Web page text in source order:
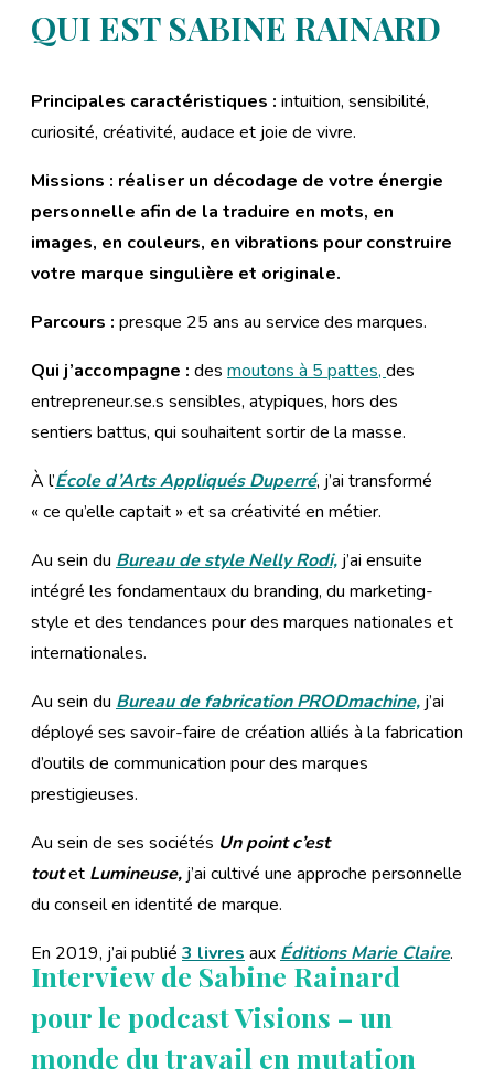
QUI EST SABINE RAINARD
Principales caractéristiques : intuition, sensibilité,
curiosité, créativité, audace et joie de vivre.
Missions : réaliser un décodage de votre énergie
personnelle afin de la traduire en mots, en
images, en couleurs, en vibrations pour construire
votre marque singulière et originale.
Parcours : presque 25 ans au service des marques.
Qui j’accompagne : des moutons à 5 pattes, des
entrepreneur.se.s sensibles, atypiques, hors des
sentiers battus, qui souhaitent sortir de la masse.
À l’École d’Arts Appliqués Duperré, j’ai transformé
« ce qu’elle captait » et sa créativité en métier.
Au sein du Bureau de style Nelly Rodi, j’ai ensuite
intégré les fondamentaux du branding, du marketing-
style et des tendances pour des marques nationales et
internationales.
Au sein du Bureau de fabrication PRODmachine, j’ai
déployé ses savoir-faire de création alliés à la fabrication
d’outils de communication pour des marques
prestigieuses.
Au sein de ses sociétés Un point c’est
toutet Lumineuse, j’ai cultivé une approche personnelle
du conseil en identité de marque.
En 2019, j’ai publié 3 livres aux Éditions Marie Claire.
Interview de Sabine Rainard
pour le podcast Visions – un
monde du travail en mutation